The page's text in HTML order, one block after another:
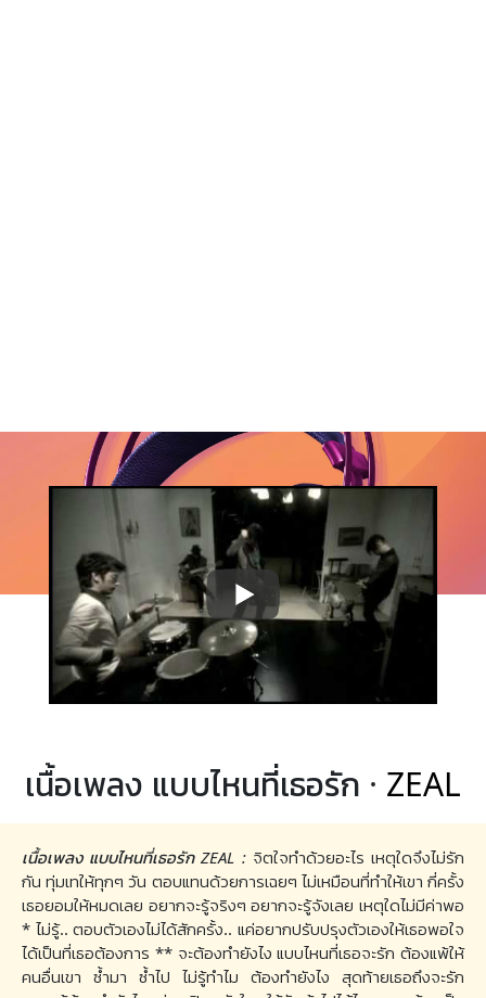
เนื้อเพลง แบบไหนที่เธอรัก · ZEAL
เนื้อเพลง แบบไหนที่เธอรัก ZEAL : จิตใจทำด้วยอะไร เหตุใดจึงไม่รัก
กัน ทุ่มเทให้ทุกๆ วัน ตอบแทนด้วยการเฉยๆ ไม่เหมือนที่ทำให้เขา กี่ครั้ง
เธอยอมให้หมดเลย อยากจะรู้จริงๆ อยากจะรู้จังเลย เหตุใดไม่มีค่าพอ
* ไม่รู้.. ตอบตัวเองไม่ได้สักครั้ง.. แค่อยากปรับปรุงตัวเองให้เธอพอใจ
ได้เป็นที่เธอต้องการ ** จะต้องทำยังไง แบบไหนที่เธอจะรัก ต้องแพ้ให้
คนอื่นเขา ซ้ำมา ซ้ำไป ไม่รู้ทำไม ต้องทำยังไง สุดท้ายเธอถึงจะรัก